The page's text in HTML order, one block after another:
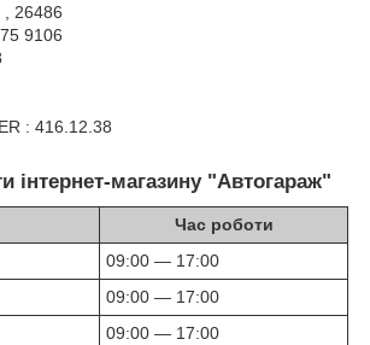
, 26486
9106
: 416.12.38
інтернет-магазину "Автогараж"
Час роботи
09:00 — 17:00
09:00 — 17:00
09:00 — 17:00